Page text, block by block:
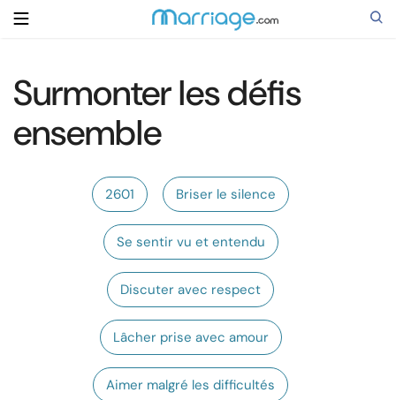
Rechercher
Surmonter les défis
ensemble
2601 Briser le silence
Se sentir vu et entendu
Discuter avec respect
Lâcher prise avec amour
Aimer malgré les difficultés